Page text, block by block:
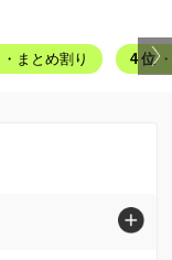
・まとめ割り 4位